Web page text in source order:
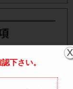
下さい。
X